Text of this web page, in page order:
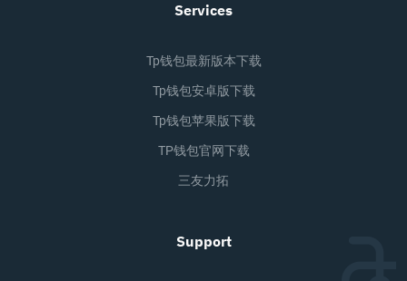
Services
Tp钱包最新版本下载
Tp钱包安卓版下载
Tp钱包苹果版下载
TP钱包官网下载
三友力拓
Support